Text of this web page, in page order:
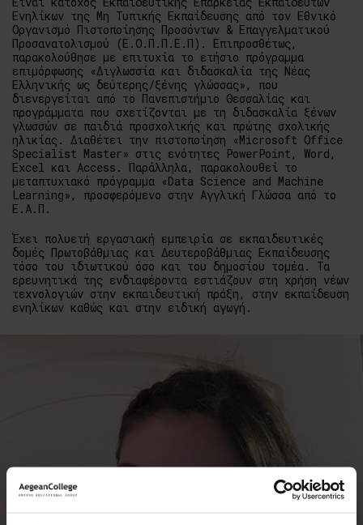
Ενηλίκων της Μη Τυπικής Εκπαίδευσης από τον Εθνικό
Οργανισμό Πιστοποίησης Προσόντων & Επαγγελματικού
Προσανατολισμού (Ε.Ο.Π.Π.Ε.Π). Επιπροσθέτως,
παρακολούθησε με επιτυχία το ετήσιο πρόγραμμα
επιμόρφωσης «Διγλωσσία και διδασκαλία της Νέας
Ελληνικής ως δεύτερης/ξένης γλώσσας», που
διενεργείται από το Πανεπιστήμιο Θεσσαλίας και
προγράμματα που σχετίζονται με τη διδασκαλία ξένων
γλωσσών σε παιδιά προσχολικής και πρώτης σχολικής
ηλικίας. Διαθέτει την πιστοποίηση «Microsoft Office
Specialist Master» στις ενότητες PowerPoint, Word,
Excel και Access. Παράλληλα, παρακολουθεί το
μεταπτυχιακό πρόγραμμα «Data Science and Machine
Learning», προσφερόμενο στην Αγγλική Γλώσσα από το
Ε.Α.Π.
Έχει πολυετή εργασιακή εμπειρία σε εκπαιδευτικές
δομές Πρωτοβάθμιας και Δευτεροβάθμιας Εκπαίδευσης
τόσο του ιδιωτικού όσο και του δημοσίου τομέα. Τα
ερευνητικά της ενδιαφέροντα εστιάζουν στη χρήση νέων
τεχνολογιών στην εκπαιδευτική πράξη, στην εκπαίδευση
ενηλίκων καθώς και στην ειδική αγωγή.